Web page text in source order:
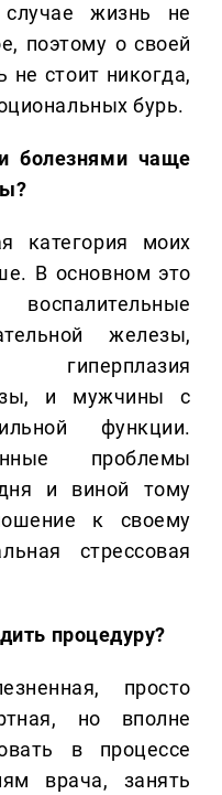
жизнь не
поэтому о своей
не стоит никогда,
бурь.
болезнями чаще
категория моих
В основном это
железы,
гиперплазия
и мужчины с
функции.
проблемы
и виной тому
к своему
стрессовая
процедуру?
просто
но вполне
в процессе
врача, занять